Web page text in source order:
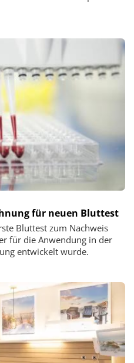
für neuen Bluttest
Bluttest zum Nachweis
für die Anwendung in der
entwickelt wurde.